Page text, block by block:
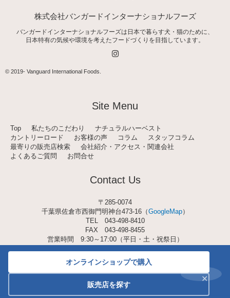
株式会社バンガードインターナショナルフーズ
バンガードインターナショナルフーズは日本で暮らす犬・猫のために、
日本特有の気候や環境を考えたフードづくりを目指しています。
I
n
a
m
© 2019- Vanguard International Foods
Site Menu
Top 私たちのこだわり
ナチュラルハーベスト
カントリーロード
お客様の声 コラム
スタッフコラム
最寄りの販売店検索
会社紹介・アクセス・関連会社
よくあるご質問
お問合せ
Contact Us
〒285-0074
千葉県佐倉市西御門明神台473-16（GoogleMap）
TEL 043-498-8410
FAX 043-498-8455
営業時間 9:30～17:00（平日・土・祝祭日）
オンラインショップで購入
販売店を探す
✕